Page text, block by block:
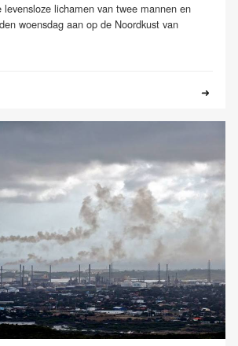
lichamen van twee mannen en
woensdag aan op de Noordkust van